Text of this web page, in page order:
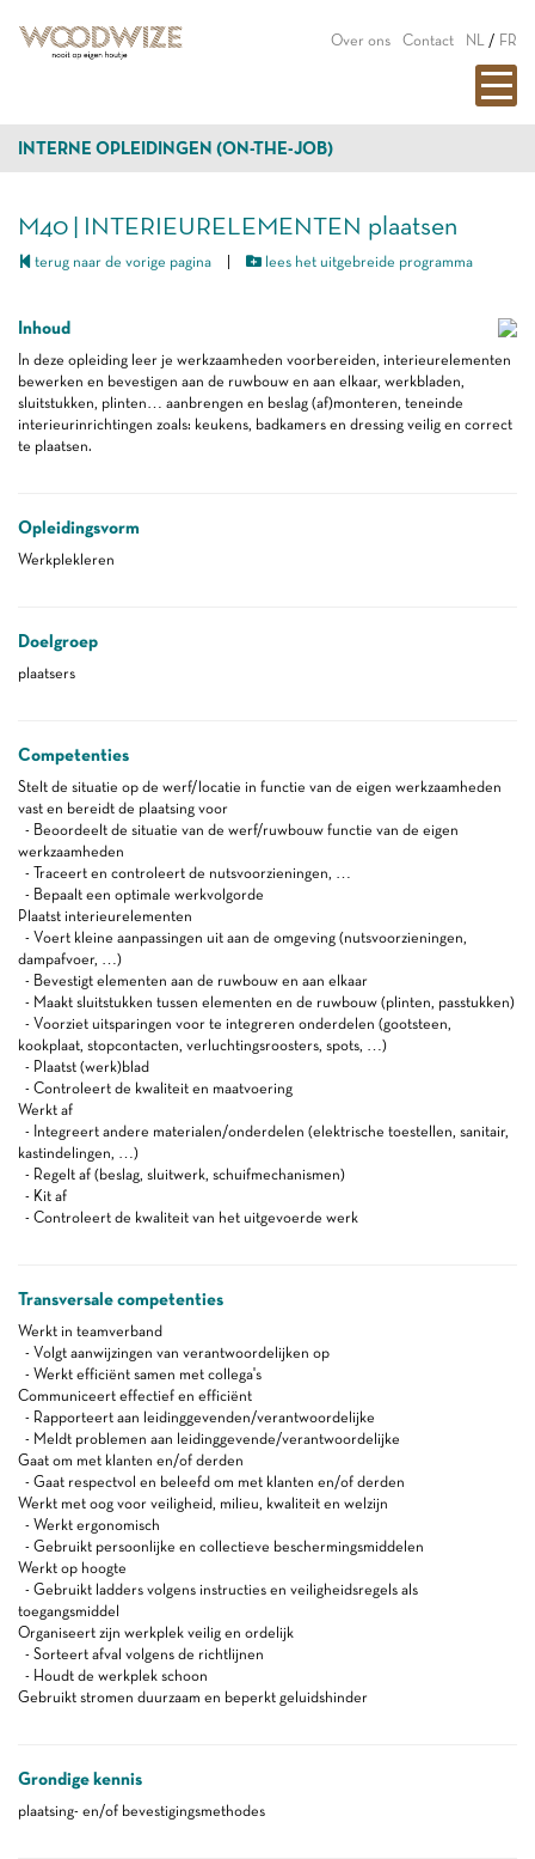
Over ons Contact NL / FR
INTERNE OPLEIDINGEN (ON-THE-JOB)
M40 | INTERIEURELEMENTEN plaatsen
terug naar de vorige pagina lees het uitgebreide programma
Inhoud
In deze opleiding leer je werkzaamheden voorbereiden, interieurelementen
bewerken en bevestigen aan de ruwbouw en aan elkaar, werkbladen,
sluitstukken, plinten… aanbrengen en beslag (af)monteren, teneinde
interieurinrichtingen zoals: keukens, badkamers en dressing veilig en correct
te plaatsen.
Opleidingsvorm
Werkplekleren
Doelgroep
plaatsers
Competenties
Stelt de situatie op de werf/locatie in functie van de eigen werkzaamheden
vast en bereidt de plaatsing voor
- Beoordeelt de situatie van de werf/ruwbouw functie van de eigen
werkzaamheden
- Traceert en controleert de nutsvoorzieningen, …
- Bepaalt een optimale werkvolgorde
Plaatst interieurelementen
- Voert kleine aanpassingen uit aan de omgeving (nutsvoorzieningen,
dampafvoer, …)
- Bevestigt elementen aan de ruwbouw en aan elkaar
- Maakt sluitstukken tussen elementen en de ruwbouw (plinten, passtukken)
- Voorziet uitsparingen voor te integreren onderdelen (gootsteen,
kookplaat, stopcontacten, verluchtingsroosters, spots, …)
- Plaatst (werk)blad
- Controleert de kwaliteit en maatvoering
Werkt af
- Integreert andere materialen/onderdelen (elektrische toestellen, sanitair,
kastindelingen, …)
- Regelt af (beslag, sluitwerk, schuifmechanismen)
- Kit af
- Controleert de kwaliteit van het uitgevoerde werk
Transversale competenties
Werkt in teamverband
- Volgt aanwijzingen van verantwoordelijken op
- Werkt efficiënt samen met collega's
Communiceert effectief en efficiënt
- Rapporteert aan leidinggevenden/verantwoordelijke
- Meldt problemen aan leidinggevende/verantwoordelijke
Gaat om met klanten en/of derden
- Gaat respectvol en beleefd om met klanten en/of derden
Werkt met oog voor veiligheid, milieu, kwaliteit en welzijn
- Werkt ergonomisch
- Gebruikt persoonlijke en collectieve beschermingsmiddelen
Werkt op hoogte
- Gebruikt ladders volgens instructies en veiligheidsregels als
toegangsmiddel
Organiseert zijn werkplek veilig en ordelijk
- Sorteert afval volgens de richtlijnen
- Houdt de werkplek schoon
Gebruikt stromen duurzaam en beperkt geluidshinder
Grondige kennis
plaatsing- en/of bevestigingsmethodes